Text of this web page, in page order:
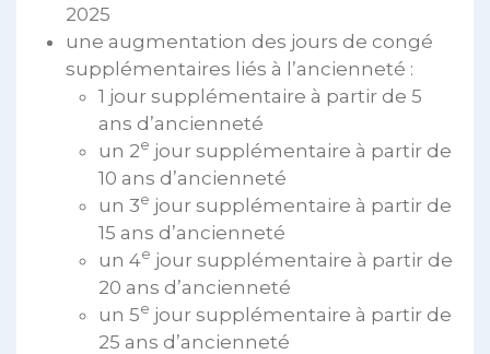
2025
une augmentation des jours de congé
supplémentaires liés à l’ancienneté :
1 jour supplémentaire à partir de 5
ans d’ancienneté
un 2e jour supplémentaire à partir de
10 ans d’ancienneté
un 3e jour supplémentaire à partir de
15 ans d’ancienneté
un 4e jour supplémentaire à partir de
20 ans d’ancienneté
un 5e jour supplémentaire à partir de
25 ans d’ancienneté